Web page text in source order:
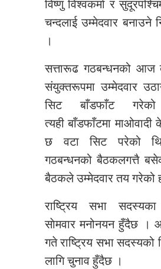
विष्णु विश्वकर्मा र
चन्दलाई उम्मेदवार बनाउने
।
सत्तारूढ गठबन्धनको
संयुक्तरूपमा उम्मेदवार
सिट बाँडफाँट
त्यही बाँडफाँटमा माओवादी
छ वटा सिट परेको
गठबन्धनको बैठकलगत्तै
बैठकले उम्मेदवार तय गरेको
राष्ट्रिय सभा
साेमवार मनोनयन हुँदैछ ।
गते राष्ट्रिय सभा सदस्यको
लागि चुनाव हुँदैछ ।